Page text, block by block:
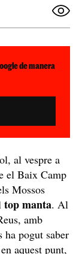
de manera
al vespre a
el Baix Camp
Mossos
topmanta. Al
amb
pogut saber
aquest punt,